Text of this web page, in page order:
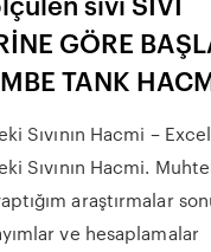
GÖRE
TANK
Sıvının Hacmi –
Sıvının Hacmi.
araştırmalar
ve hesaplamalar